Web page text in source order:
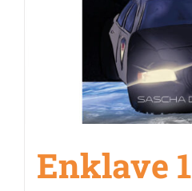
Enklave 1